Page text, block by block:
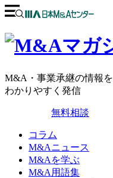
M&A・事業承継の情報を
わかりやすく発信
無料相談
コラム
M&Aニュース
M&Aを学ぶ
M&A用語集